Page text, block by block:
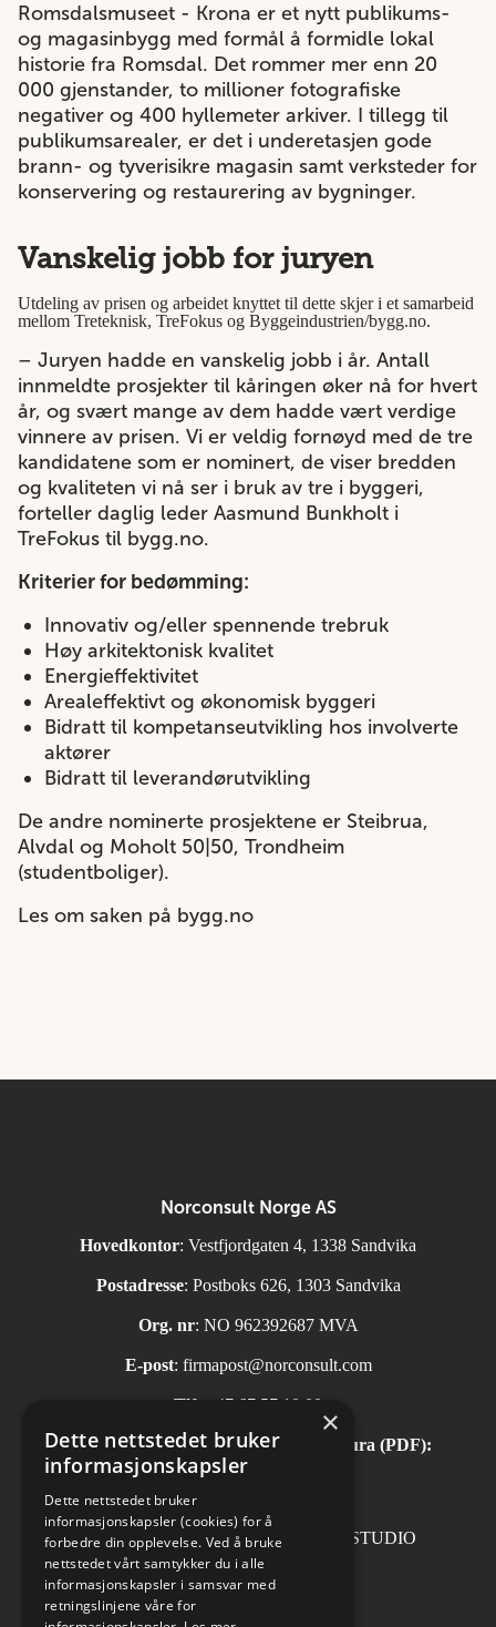
Romsdalsmuseet - Krona er et nytt publikums-
og magasinbygg med formål å formidle lokal
historie fra Romsdal. Det rommer mer enn 20
000 gjenstander, to millioner fotografiske
negativer og 400 hyllemeter arkiver. I tillegg til
publikumsarealer, er det i underetasjen gode
brann- og tyverisikre magasin samt verksteder for
konservering og restaurering av bygninger.
Vanskelig jobb for juryen
Utdeling av prisen og arbeidet knyttet til dette skjer i et samarbeid
mellom Treteknisk, TreFokus og Byggeindustrien/bygg.no.
– Juryen hadde en vanskelig jobb i år. Antall
innmeldte prosjekter til kåringen øker nå for hvert
år, og svært mange av dem hadde vært verdige
vinnere av prisen. Vi er veldig fornøyd med de tre
kandidatene som er nominert, de viser bredden
og kvaliteten vi nå ser i bruk av tre i byggeri,
forteller daglig leder Aasmund Bunkholt i
TreFokus til bygg.no.
Kriterier for bedømming:
Innovativ og/eller spennende trebruk
Høy arkitektonisk kvalitet
Energieffektivitet
Arealeffektivt og økonomisk byggeri
Bidratt til kompetanseutvikling hos involverte
aktører
Bidratt til leverandørutvikling
De andre nominerte prosjektene er Steibrua,
Alvdal og Moholt 50|50, Trondheim
(studentboliger).
Les om saken på bygg.no
Norconsult Norge AS
Hovedkontor: Vestfjordgaten 4, 1338 Sandvika
Postadresse: Postboks 626, 1303 Sandvika
Org. nr: NO 962392687 MVA
E-post: firmapost@norconsult.com
Tlf: +47 67 57 10 00
Automatisk mottak av inngående faktura (PDF):
invoice.no@norconsult.com
Forsidefoto: RASMUS HJORTSHOJ STUDIO
×
Dette nettstedet bruker
informasjonskapsler
Dette nettstedet bruker
informasjonskapsler (cookies) for å
forbedre din opplevelse. Ved å bruke
nettstedet vårt samtykker du i alle
informasjonskapsler i samsvar med
retningslinjene våre for